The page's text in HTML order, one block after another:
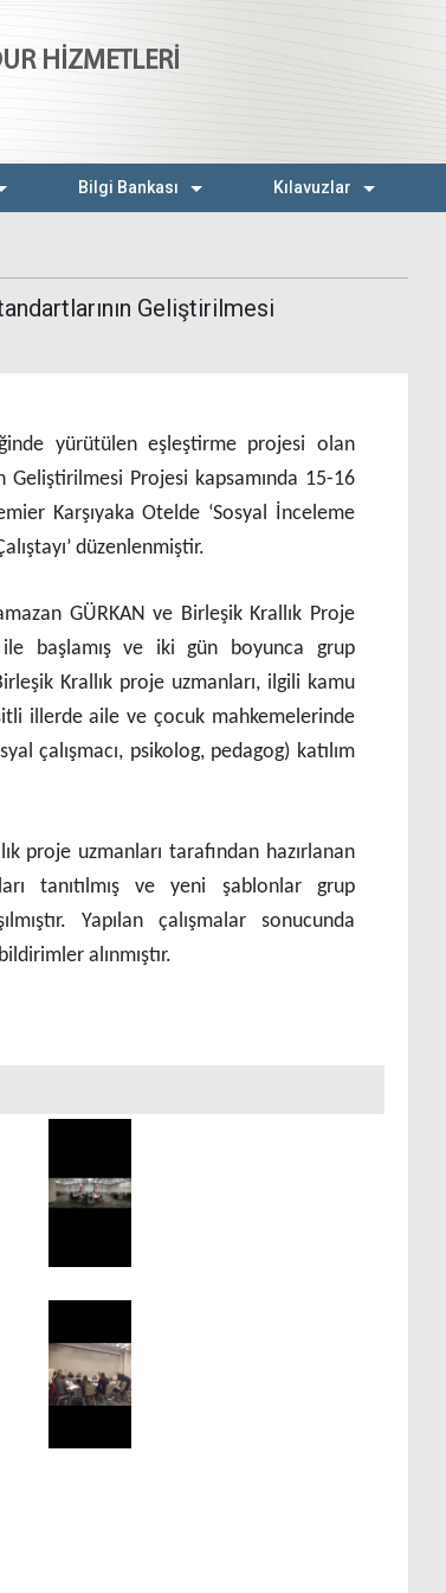
HİZMETLERİ
Bilgi Bankası Kılavuzlar
Geliştirilmesi
yürütülen eşleştirme projesi olan
Geliştirilmesi Projesi kapsamında 15-16
Karşıyaka Otelde ‘Sosyal İnceleme
düzenlenmiştir.
GÜRKAN ve Birleşik Krallık Proje
ile başlamış ve iki gün boyunca grup
Krallık proje uzmanları, ilgili kamu
illerde aile ve çocuk mahkemelerinde
çalışmacı, psikolog, pedagog) katılım
proje uzmanları tarafından hazırlanan
tanıtılmış ve yeni şablonlar grup
Yapılan çalışmalar sonucunda
alınmıştır.